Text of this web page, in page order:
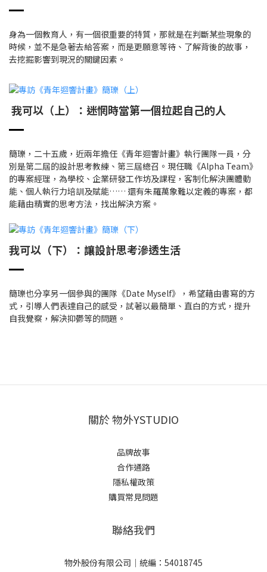
身為一個教育人，有一個很重要的特質，那就是在判斷某些現象的
時候，並不是急著去給答案，而是更願意等待、了解背後的故事，
去挖掘影響到現況的關鍵因素。
我可以（上）：迷惘時當第一個拉起自己的人
簡瓅，二十五歲，近兩年擔任《青年迴響計畫》執行團隊一員，分
別是第二屆的設計思考教練、第三屆總召。現任職《Alpha Team》
的專案經理，為學校、企業研發工作坊及課程，客制化解決團體動
能、個人執行力培訓及賦能…… 還有朱羅萬象難以定義的專案，都
能藉由精實的思考方法，找出解決方案。
我可以（下）：讓設計思考滲透生活
簡瓅也分享另一個參與的團隊《Date Myself》，希望藉由書寫的方
式，引導人們表達自己的感受，試著以最簡單、直白的方式，提升
自我覺察，解決抑鬱等的問題。
關於 物外YSTUDIO
品牌故事
合作通路
隱私權政策
購買常見問題
聯絡我們
物外股份有限公司｜統編：54018745